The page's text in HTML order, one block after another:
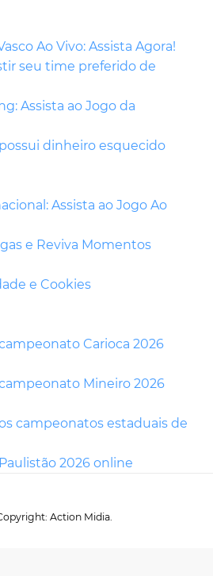
Ao Vivo: Assista Agora!
seu time preferido de
Assista ao Jogo da
dinheiro esquecido
Assista ao Jogo Ao
e Reviva Momentos
e Cookies
Carioca 2026
Mineiro 2026
campeonatos estaduais de
2026 online
Action Midia.